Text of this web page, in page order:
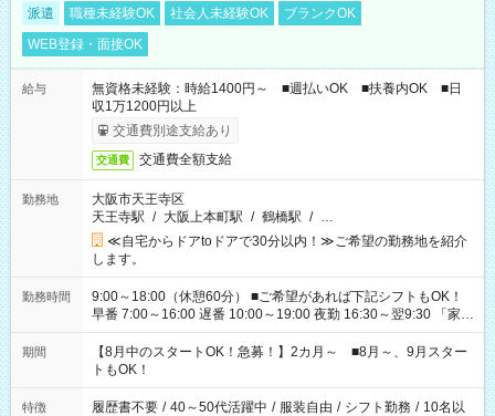
派遣 職種未経験OK 社会人未経験OK
ブランクOK
WEB登録・面接OK
給与
無資格未経験：時給1400円～ ■週払いOK ■扶養内OK ■日
収1万1200円以上
交通費別途支給あり
交通費 交通費全額支給
勤務地
大阪市天王寺区
天王寺駅 / 大阪上本町駅 / 鶴橋駅 / …
≪自宅からドアtoドアで30分以内！≫ご希望の勤務地を紹介
します。
勤務時間
9:00～18:00（休憩60分） ■ご希望があれば下記シフトもOK！
早番 7:00～16:00 遅番 10:00～19:00 夜勤 16:30～翌9:30 「家族
と休みを合わせたい」 「余裕を持って夕飯の準備がしたい」
「できれば残業はしたくない」 など、ご希望を教えてください
ね。 ※Wワーク希望の方へ 今ご覧のお仕事で希望する勤務時間
と、もう1つのお仕事の勤務時間。 合計で週40時間を超える場
合は応募できません。
期間
【8月中のスタートOK！急募！】2カ月～ ■8月～、9月スター
トもOK！
特徴 履歴書不要 / 40～50代活躍中 / 服装自由 / シフト勤務 / 10名以